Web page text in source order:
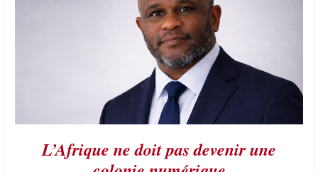
L’Afrique ne doit pas devenir une